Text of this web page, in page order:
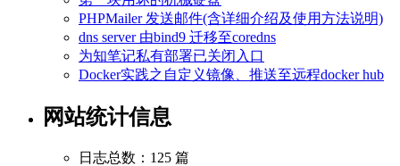
PHPMailer 发送邮件(含详细介绍及使用方法说明)
dns server 由bind9 迁移至coredns
为知笔记私有部署已关闭入口
Docker实践之自定义镜像、推送至远程docker hub
网站统计信息
日志总数：125 篇